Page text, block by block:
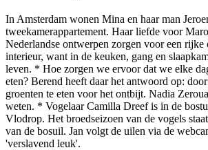
In Amsterdam wonen Mina en haar man
tweekamerappartement. Haar liefde voor
Nederlandse ontwerpen zorgen voor een
interieur, want in de keuken, gang en
leven. * Hoe zorgen we ervoor dat we elke
eten? Berend heeft daar het antwoord op:
groenten te eten voor het ontbijt. Nadia
weten. * Vogelaar Camilla Dreef is in de
Vlodrop. Het broedseizoen van de vogels
van de bosuil. Jan volgt de uilen via de
'verslavend leuk'.